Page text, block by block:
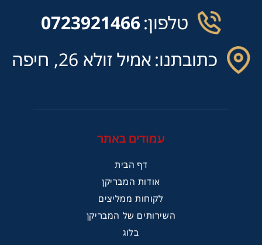
טלפון:0723921466
כתובתנו:אמיל זולא 26, חיפה
עמודים באתר
דף הבית
אודות המבריקן
לקוחות ממליצים
השירותים של המבריקן
בלוג